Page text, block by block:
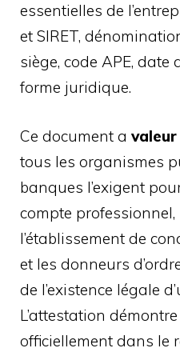
essentielles de
et SIRET,
siège, code APE, date
forme juridique.
Ce document a
tous les organismes
banques l’exigent
compte
l’établissement de
et les donneurs
de l’existence légale
L’attestation
officiellement dans le